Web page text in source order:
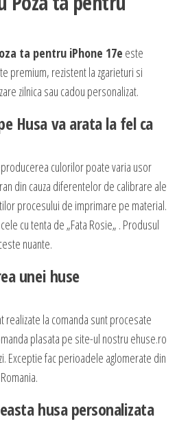
ta pentru iPhone 17e este
premium, rezistent la zgarieturi si
zilnica sau cadou personalizat.
Husa va arata la fel ca
culorilor poate varia usor
din cauza diferentelor de calibrare ale
procesului de imprimare pe material.
cu tenta de „Fata Rosie„ . Produsul
nuante.
unei huse
realizate la comanda sunt procesate
plasata pe site-ul nostru ehuse.ro
Exceptie fac perioadele aglomerate din
husa personalizata